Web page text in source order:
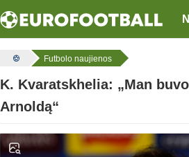
Futbolo naujienos
K. Kvaratskhelia: „Man
Arnoldą“